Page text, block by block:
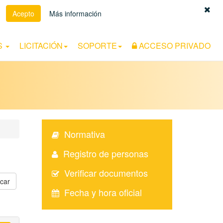
Acepto Más información
LICITACIÓN SOPORTE ACCESO PRIVADO
Normativa
Registro de personas
Verificar documentos
Fecha y hora oficial